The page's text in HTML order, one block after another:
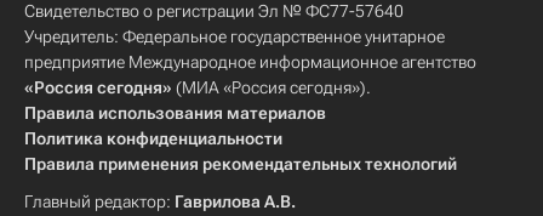
Свидетельство о регистрации Эл № ФС77-57640
Учредитель: Федеральное государственное унитарное
предприятие Международное информационное агентство
«Россия сегодня» (МИА «Россия сегодня»).
Правила использования материалов
Политика конфиденциальности
Правила применения рекомендательных технологий
Главный редактор: Гаврилова А.В.